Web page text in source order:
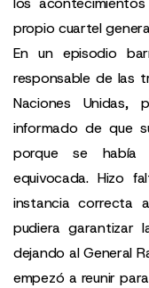
propio cuartel
En un episodio
responsable de las
Naciones
informado de que
porque se había
equivocada. Hizo
instancia correcta
pudiera garantizar
dejando al General
empezó a reunir